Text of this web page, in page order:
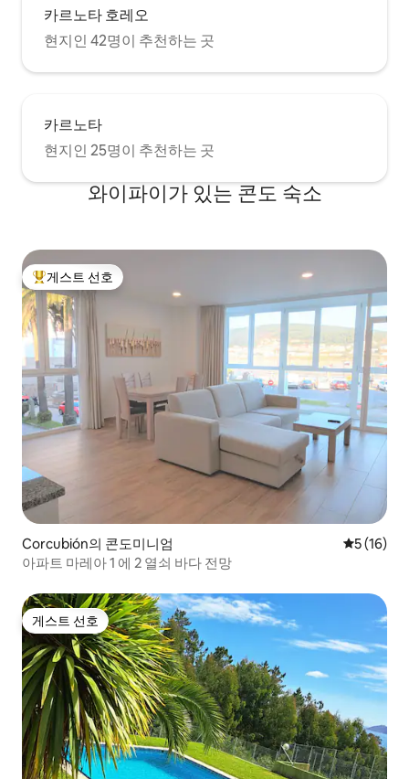
카르노타 호레오
현지인 42명이 추천하는 곳
카르노타
현지인 25명이 추천하는 곳
와이파이가 있는 콘도 숙소
상위 게스트 선호
게스트 선호
Corcubión의 콘도미니엄 평점 5점
5 (16)
아파트 마레아 1 에 2 열쇠 바다 전망
게스트 선호
게스트 선호